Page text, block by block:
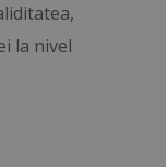
la nivel